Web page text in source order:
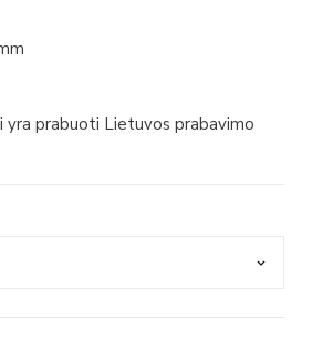
yra prabuoti Lietuvos prabavimo